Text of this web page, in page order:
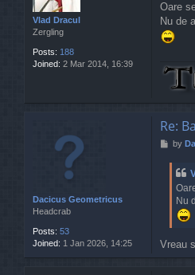
Vlad Dracul
Zergling
Posts: 188
Joined: 2 Mar 2014, 16:39
s
t
Oare
Nu de
Dacicus Geometricus
Headcrab
Posts: 53
Joined: 1 Jan 2026, 14:25
Re:
Pby
Nu
Vreau